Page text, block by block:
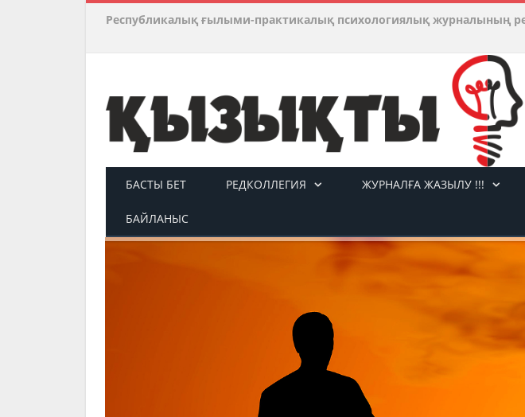
Республикалық ғылыми-практикалық психологиялық журналының
БАСТЫ БЕТ РЕДКОЛЛЕГИЯ ЖУРНАЛҒА ЖАЗЫЛУ !!!
БАЙЛАНЫС